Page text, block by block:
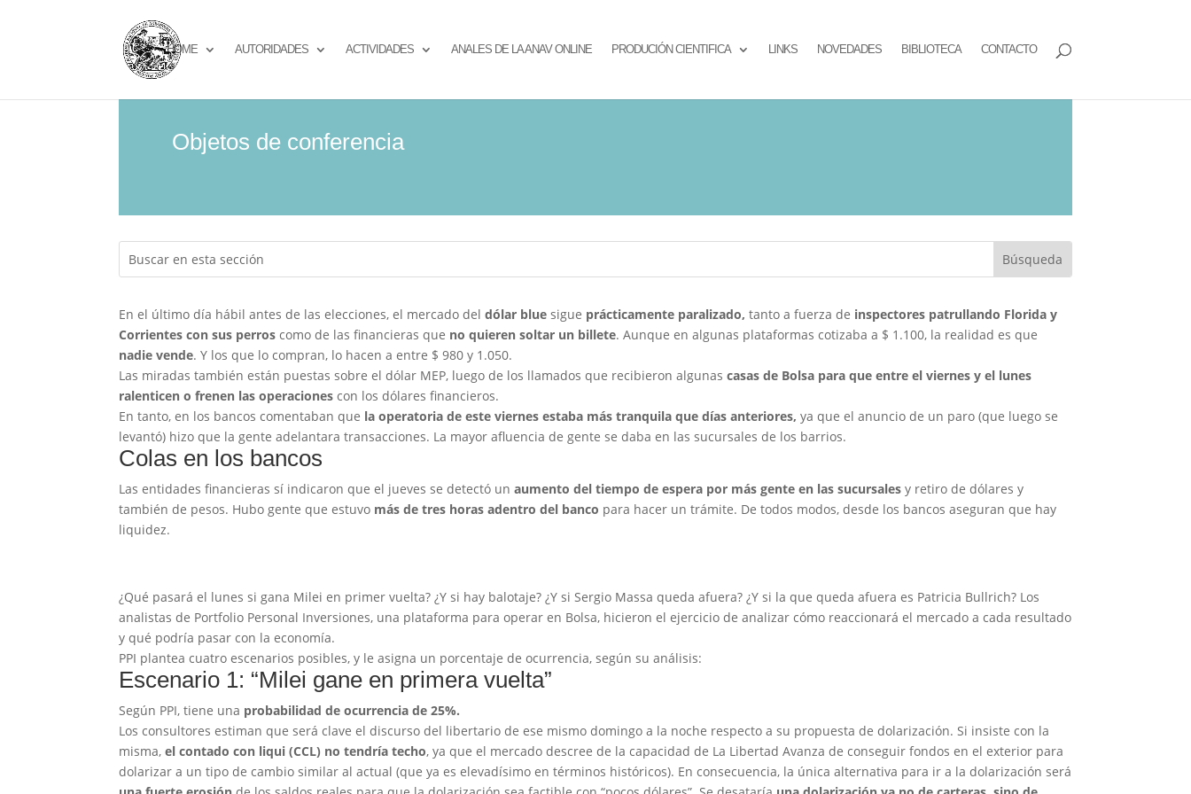
HOME AUTORIDADES ACTIVIDADES ANALES DE LA ANAV ONLINE PRODUCIÓN CIENTIFICA LINKS NOVEDADES BIBLIOTECA CONTACTO
Objetos de conferencia
En el último día hábil antes de las elecciones, el mercado deldólar blue sigue prácticamente paralizado, tanto a fuerza de inspectores patrullando Florida y
Corrientes con sus perroscomo de las financieras que no quieren soltar un billete. Aunque en algunas plataformas cotizaba a $ 1.100, la realidad es que
nadie vende. Y los que lo compran, lo hacen a entre $ 980 y 1.050.
Las miradas también están puestas sobre el dólar MEP, luego de los llamados que recibieron algunas casas de Bolsa para que entre el viernes y el lunes
ralenticen o frenen las operacionescon los dólares financieros.
En tanto, en los bancos comentaban que la operatoria de este viernes estaba más tranquila que días anteriores,ya que el anuncio de un paro (que luego se
levantó) hizo que la gente adelantara transacciones. La mayor afluencia de gente se daba en las sucursales de los barrios.
Colas en los bancos
Las entidades financieras sí indicaron que el jueves se detectó un aumento del tiempo de espera por más gente en las sucursalesy retiro de dólares y
también de pesos. Hubo gente que estuvo más de tres horas adentro del banco para hacer un trámite. De todos modos, desde los bancos aseguran que hay
liquidez.
¿Qué pasará el lunes si gana Milei en primer vuelta? ¿Y si hay balotaje? ¿Y si Sergio Massa queda afuera? ¿Y si la que queda afuera es Patricia Bullrich? Los
analistas de Portfolio Personal Inversiones, una plataforma para operar en Bolsa, hicieron el ejercicio de analizar cómo reaccionará el mercado a cada resultado
y qué podría pasar con la economía.
PPI plantea cuatro escenarios posibles, y le asigna un porcentaje de ocurrencia, según su análisis:
Escenario 1: “Milei gane en primera vuelta”
Según PPI, tiene una probabilidad de ocurrencia de 25%.
Los consultores estiman que será clave el discurso del libertario de ese mismo domingo a la noche respecto a su propuesta de dolarización. Si insiste con la
misma, el contado con liqui (CCL) no tendría techo, ya que el mercado descree de la capacidad de La Libertad Avanza de conseguir fondos en el exterior para
dolarizar a un tipo de cambio similar al actual (que ya es elevadísimo en términos históricos). En consecuencia, la única alternativa para ir a la dolarización será